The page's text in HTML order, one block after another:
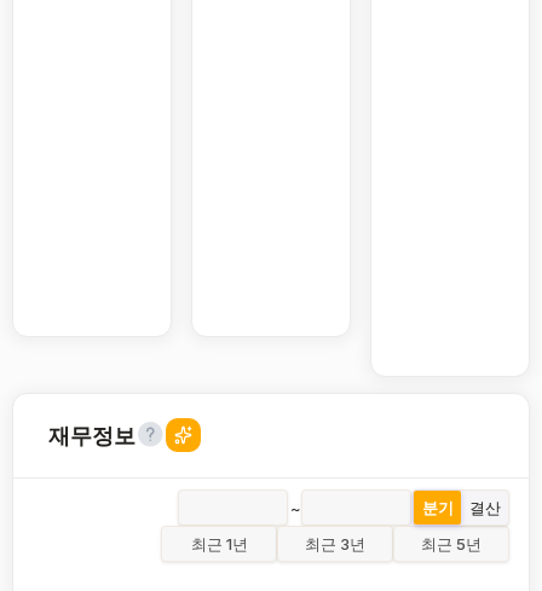
재무정보
~ 분기
결산
최근 1년
최근 3년 최근 5년